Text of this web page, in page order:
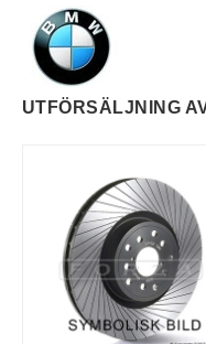
UTFÖRSÄLJNING